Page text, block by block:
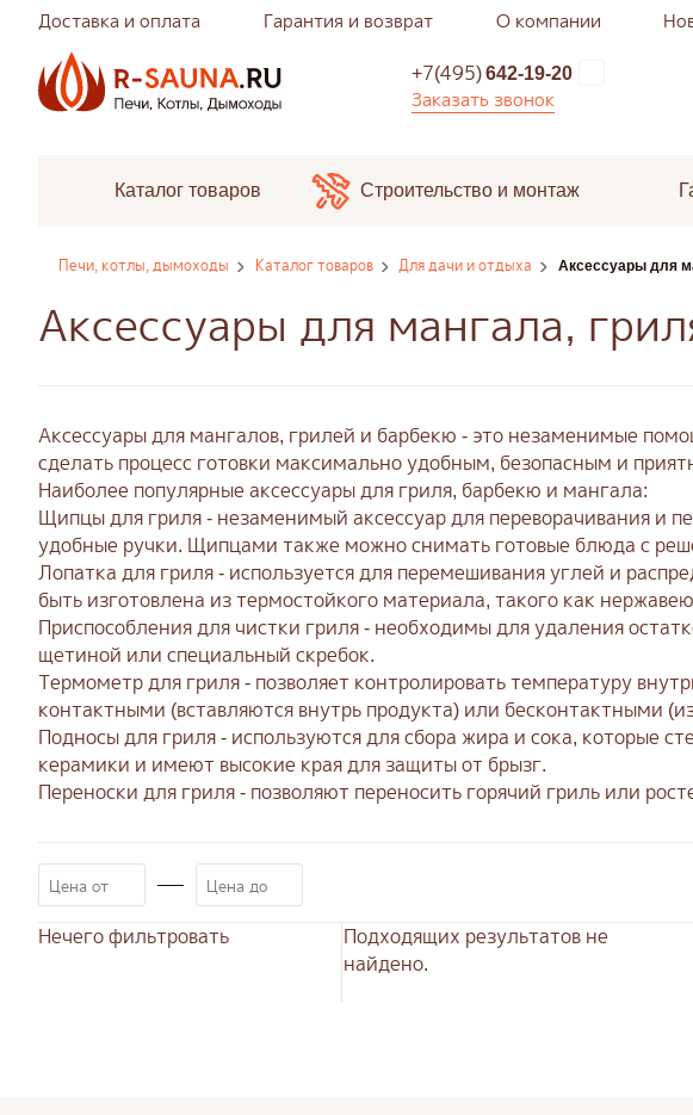
Доставка и оплата Гарантия и возврат О компании
+7(495)642-19-20
Заказать звонок
Каталог товаров Строительство и монтаж
Печи, котлы, дымоходы Каталог товаров Для дачи и отдыха Аксессуары для
Аксессуары для мангала,
Аксессуары для мангалов, грилей и барбекю - это незаменимые
сделать процесс готовки максимально удобным, безопасным и
Наиболее популярные аксессуары для гриля, барбекю и мангала:
Щипцы для гриля - незаменимый аксессуар для переворачивания
удобные ручки. Щипцами также можно снимать готовые блюда с
Лопатка для гриля - используется для перемешивания углей и
быть изготовлена из термостойкого материала, такого как
Приспособления для чистки гриля - необходимы для удаления
щетиной или специальный скребок.
Термометр для гриля - позволяет контролировать температуру
контактными (вставляются внутрь продукта) или бесконтактными
Подносы для гриля - используются для сбора жира и сока, которые
керамики и имеют высокие края для защиты от брызг.
Переноски для гриля - позволяют переносить горячий гриль или
Нечего фильтровать
Подходящих результатов не
найдено.